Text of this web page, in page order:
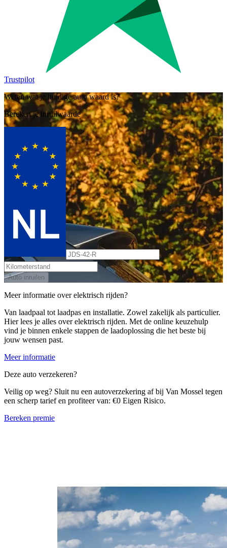
Trustpilot
Weten wat je huidige auto waard is?
Bereken je inruilwaarde
Auto inruilen
Meer informatie over elektrisch rijden?
Van laadpaal tot laadpas en installatie. Zowel zakelijk als particulier.
Hier lees je alles over elektrisch rijden. Met de online keuzehulp
vind je binnen enkele stappen de laadoplossing die het beste bij
jouw wensen past.
Meer informatie
Deze auto verzekeren?
Veilig op weg? Sluit nu een autoverzekering af bij Van Mossel tegen
een scherp tarief en profiteer van: €0 Eigen Risico.
Bereken premie